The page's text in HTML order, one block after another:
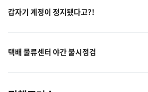
갑자기 계정이 정지됐다고?!
택배 물류센터 야간 불시점검